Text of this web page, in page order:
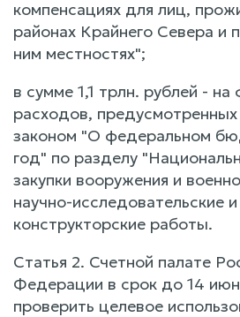
компенсациях для лиц,
районах Крайнего Севера и
ним местностях";
в сумме 1,1 трлн. рублей -
расходов,
законом "О федеральном
год" по разделу
закупки вооружения и
научно-исследовательские
конструкторские работы.
Статья 2. Счетной палате
Федерации в срок до 14
проверить целевое